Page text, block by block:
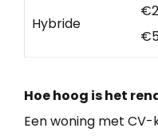
Hybride
Hoe hoog is het
Een woning met